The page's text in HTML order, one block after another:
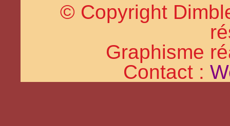
© Copyright
Graphisme
Contact :